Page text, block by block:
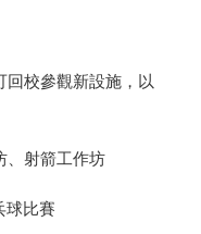
校參觀新設施，以
、射箭工作坊
球比賽